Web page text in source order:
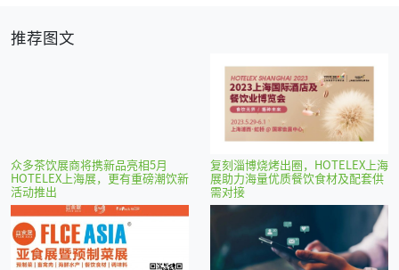
推荐图文
众多茶饮展商将携新品亮相5月
HOTELEX上海展，更有重磅潮饮新
活动推出
复刻淄博烧烤出圈，HOTELEX上海
展助力海量优质餐饮食材及配套供
需对接